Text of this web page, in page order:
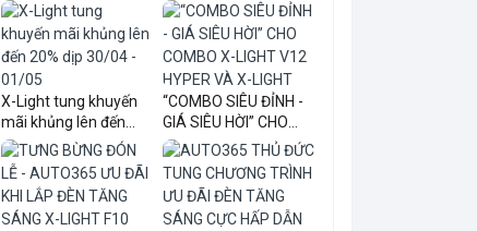
X-Light tung khuyến
mãi khủng lên đến
20...
“COMBO SIÊU ĐỈNH -
GIÁ SIÊU HỜI” CHO
COM...